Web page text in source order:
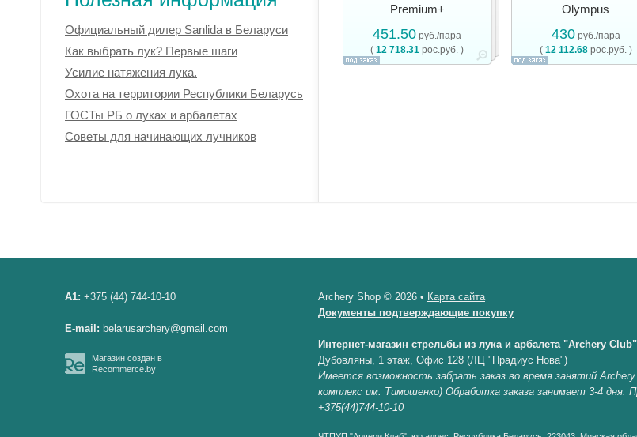
Premium+
451.50 руб./пара
( 12 718.31 рос.руб. )
Olympus
430руб./пара
( 12 112.68рос.руб. )
Официальный дилер Sanlida в Беларуси
Как выбрать лук? Первые шаги
Усилие натяжения лука.
Охота на территории Республики Беларусь
ГОСТы РБ о луках и арбалетах
Советы для начинающих лучников
A1: +375 (44) 744-10-10
E-mail: belarusarchery@gmail.com
Магазин создан в
Recommerce.by
Archery Shop © 2026 • Карта сайта
Документы подтверждающие покупку
Интернет-магазин стрельбы из лука и арбалета "Archery Club"
Дубовляны, 1 этаж, Офис 128 (ЛЦ "Прадиус Нова")
Имеется возможность забрать заказ во время занятий
комплекс им. Тимошенко) Обработка заказа занимает 3-4
+375(44)744-10-10